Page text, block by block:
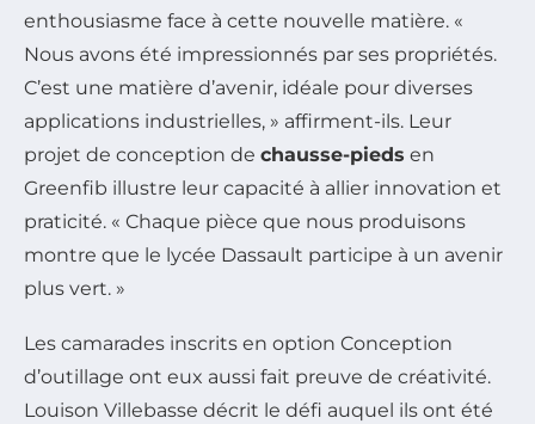
enthousiasme face à cette nouvelle matière. «
Nous avons été impressionnés par ses propriétés.
C’est une matière d’avenir, idéale pour diverses
applications industrielles, » affirment-ils. Leur
projet de conception de chausse-pieds en
Greenfib illustre leur capacité à allier innovation et
praticité. « Chaque pièce que nous produisons
montre que le lycée Dassault participe à un avenir
plus vert. »
Les camarades inscrits en option Conception
d’outillage ont eux aussi fait preuve de créativité.
Louison Villebasse décrit le défi auquel ils ont été